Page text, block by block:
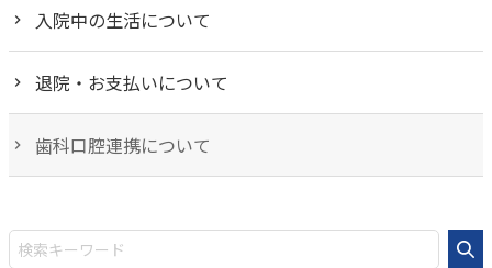
入院中の生活について
退院・お支払いについて
歯科口腔連携について